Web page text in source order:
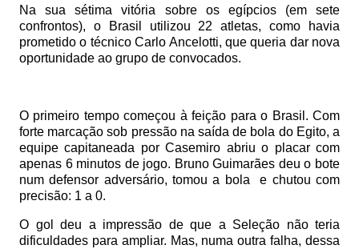
Na sua sétima vitória sobre os egípcios (em sete
confrontos), o Brasil utilizou 22 atletas, como havia
prometido o técnico Carlo Ancelotti, que queria dar nova
oportunidade ao grupo de convocados.
O primeiro tempo começou à feição para o Brasil. Com
forte marcação sob pressão na saída de bola do Egito, a
equipe capitaneada por Casemiro abriu o placar com
apenas 6 minutos de jogo. Bruno Guimarães deu o bote
num defensor adversário, tomou a bola
e chutou com
precisão: 1 a 0.
O gol deu a impressão de que a Seleção não teria
dificuldades para ampliar. Mas, numa outra falha, dessa